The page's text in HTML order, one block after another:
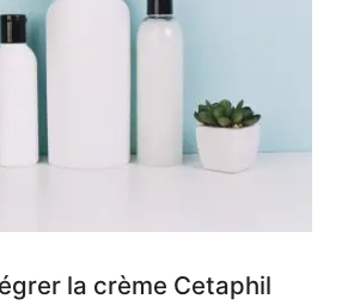
douleurs
musculaires
chroniques
la crème Cetaphil